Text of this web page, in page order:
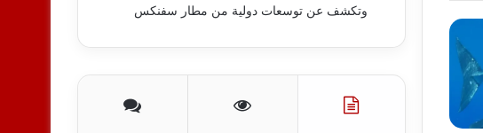
وتكشف عن توسعات دولية من مطار سفنكس